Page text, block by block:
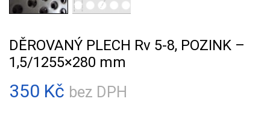
DĚROVANÝ PLECH Rv 5-8, POZINK –
1,5/1255×280 mm
350 Kč bez DPH